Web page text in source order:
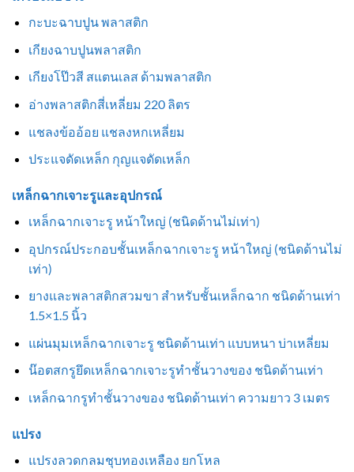
กะบะฉาบปูน พลาสติก
เกียงฉาบปูนพลาสติก
เกียงโป๊วสี สแตนเลส ด้ามพลาสติก
อ่างพลาสติกสี่เหลี่ยม 220 ลิตร
แชลงข้ออ้อย แชลงหกเหลี่ยม
ประแจดัดเหล็ก กุญแจดัดเหล็ก
เหล็กฉากเจาะรูและอุปกรณ์
เหล็กฉากเจาะรู หน้าใหญ่ (ชนิดด้านไม่เท่า)
อุปกรณ์ประกอบชั้นเหล็กฉากเจาะรู หน้าใหญ่ (ชนิดด้านไม่
เท่า)
ยางและพลาสติกสวมขา สำหรับชั้นเหล็กฉาก ชนิดด้านเท่า
1.5×1.5 นิ้ว
แผ่นมุมเหล็กฉากเจาะรู ชนิดด้านเท่า แบบหนา บ่าเหลี่ยม
น๊อตสกรูยึดเหล็กฉากเจาะรูทำชั้นวางของ ชนิดด้านเท่า
เหล็กฉากรูทำชั้นวางของ ชนิดด้านเท่า ความยาว 3 เมตร
แปรง
แปรงลวดกลมชุบทองเหลือง ยกโหล